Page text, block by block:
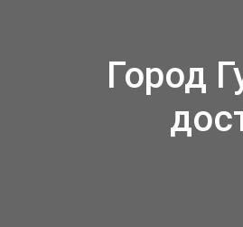
Город